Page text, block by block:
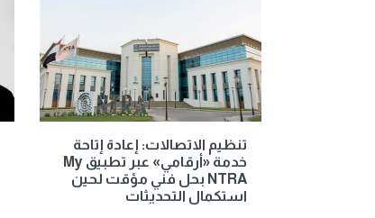
تنظيم الاتصالات: إعادة إتاحة
خدمة «أرقامي» عبر تطبيق My
NTRA بحل فني مؤقت لحين
استكمال التحديثات